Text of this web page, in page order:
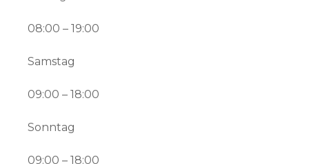
08:00 – 19:00
Samstag
09:00 – 18:00
Sonntag
09:00 – 18:00